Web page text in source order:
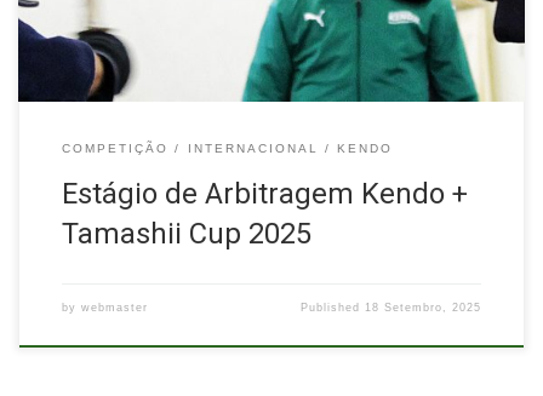
COMPETIÇÃO INTERNACIONAL KENDO
Estágio de Arbitragem Kendo +
Tamashii Cup 2025
by webmaster Published 18 Setembro, 2025